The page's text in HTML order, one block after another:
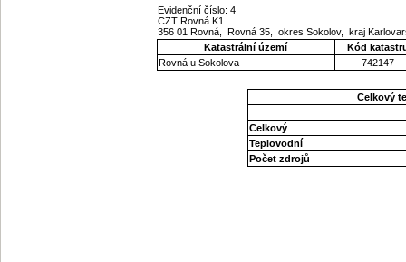
Evidenční číslo: 4
CZT Rovná K1
356 01 Rovná, Rovná 35, okres Sokolov, kraj
Katastrální území
Kód
Rovná u Sokolova
742147
Celkový
Celkový
Teplovodní
Počet zdrojů